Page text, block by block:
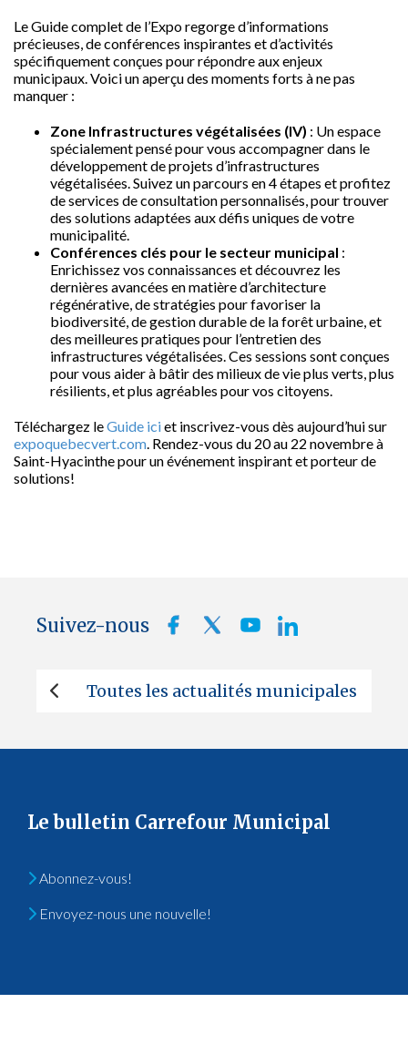
Le Guide complet de l’Expo regorge d’informations
précieuses, de conférences inspirantes et d’activités
spécifiquement conçues pour répondre aux enjeux
municipaux. Voici un aperçu des moments forts à ne pas
manquer :
Zone Infrastructures végétalisées (IV) : Un espace
spécialement pensé pour vous accompagner dans le
développement de projets d’infrastructures
végétalisées. Suivez un parcours en 4 étapes et profitez
de services de consultation personnalisés, pour trouver
des solutions adaptées aux défis uniques de votre
municipalité.
Conférences clés pour le secteur municipal :
Enrichissez vos connaissances et découvrez les
dernières avancées en matière d’architecture
régénérative, de stratégies pour favoriser la
biodiversité, de gestion durable de la forêt urbaine, et
des meilleures pratiques pour l’entretien des
infrastructures végétalisées. Ces sessions sont conçues
pour vous aider à bâtir des milieux de vie plus verts, plus
résilients, et plus agréables pour vos citoyens.
Téléchargez leGuide iciet inscrivez-vous dès aujourd’hui sur
expoquebecvert.com. Rendez-vous du 20 au 22 novembre à
Saint-Hyacinthe pour un événement inspirant et porteur de
solutions!
Suivez-nous
Toutes les actualités municipales
Le bulletin Carrefour Municipal
Abonnez-vous!
Envoyez-nous une nouvelle!